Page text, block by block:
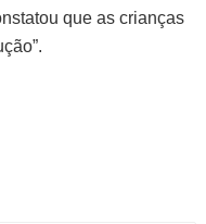
que as crianças